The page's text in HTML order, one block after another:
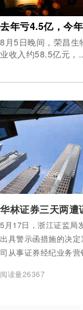
去年亏4.5亿，今
8月5日晚间，荣昌
业收入约58.5亿元，
华林证券三天两遭
5月17日，浙江证监局
出具警示函措施的决
司从事证券经纪业务
操作的行为。上述行为
阅读量26367